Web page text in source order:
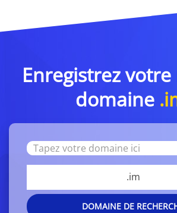
Enregistrez
domaine
.im
DOMAINE DE